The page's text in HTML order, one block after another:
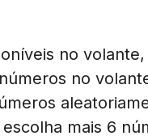
no
no
mais 6